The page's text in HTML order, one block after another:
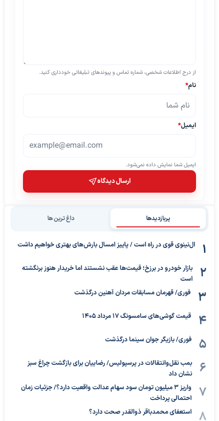
از درج اطلاعات شخصی، شماره تماس و پیوندهای تبلیغاتی خودداری کنید.
نام*
ایمیل*
ایمیل شما نمایش داده نمی‌شود.
ارسال دیدگاه
پربازدیدها داغ ترین ها
ال‌نینوی قوی در راه است / پاییز امسال بارش‌های بهتری خواهیم داشت
بازار خودرو در برزخ؛ قیمت‌ها عقب نشستند اما خریدار هنوز برنگشته
است
فوری/ قهرمان مسابقات مردان آهنین درگذشت
قیمت گوشی‌های سامسونگ 17 مرداد 1405
فوری/ بازیگر جوان سینما درگذشت
بمب نقل‌وانتقالات در پرسپولیس/ رضاییان برای بازگشت چراغ سبز
نشان داد
واریز ۳ میلیون تومان سود سهام عدالت واقعیت دارد؟/ جزئیات زمان
احتمالی پرداخت
استعفای محمدباقر ذوالقدر صحت دارد؟